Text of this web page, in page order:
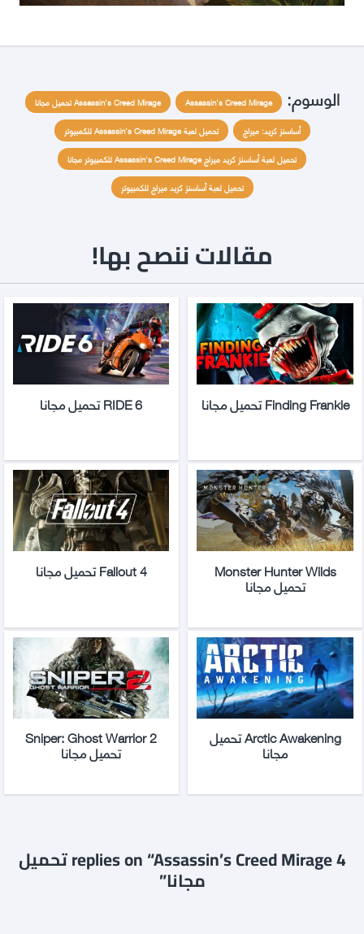
الوسوم: Assassin's Creed Mirage
Assassin's Creed Mirage تحميل مجانا
أساسنز كريد: ميراج
تحميل لعبة Assassin's Creed Mirage للكمبيوتر
تحميل لعبة أساسنز كريد ميراج Assassin's Creed Mirage للكمبيوتر مجانا
تحميل لعبة أساسنز كريد ميراج للكمبيوتر
مقالات ننصح بها!
Finding Frankie تحميل مجانا RIDE 6 تحميل مجانا
Monster Hunter Wilds
تحميل مجانا
Fallout 4 تحميل مجانا
Arctic Awakening تحميل
مجانا
Sniper: Ghost Warrior 2
تحميل مجانا
4 replies on “Assassin’s Creed Mirage تحميل
مجانا”